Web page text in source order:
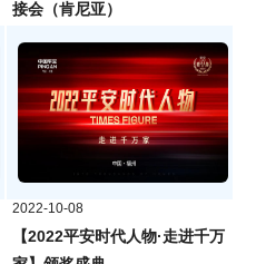
接会（肯尼亚）
2022-10-08
【2022平安时代人物·走进千万